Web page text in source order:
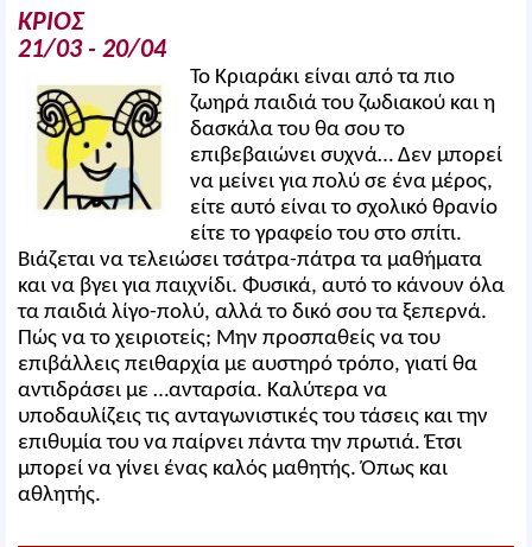
ΚΡΙΟΣ
21/03 - 20/04
Το Κριαράκι είναι από τα πιο
ζωηρά παιδιά του ζωδιακού και η
δασκάλα του θα σου το
επιβεβαιώνει συχνά… Δεν μπορεί
να μείνει για πολύ σε ένα μέρος,
είτε αυτό είναι το σχολικό θρανίο
είτε το γραφείο του στο σπίτι.
Βιάζεται να τελειώσει τσάτρα-πάτρα τα μαθήματα
και να βγει για παιχνίδι. Φυσικά, αυτό το κάνουν όλα
τα παιδιά λίγο-πολύ, αλλά το δικό σου τα ξεπερνά.
Πώς να το χειριοτείς; Μην προσπαθείς να του
επιβάλλεις πειθαρχία με αυστηρό τρόπο, γιατί θα
αντιδράσει με …ανταρσία. Καλύτερα να
υποδαυλίζεις τις ανταγωνιστικές του τάσεις και την
επιθυμία του να παίρνει πάντα την πρωτιά. Έτσι
μπορεί να γίνει ένας καλός μαθητής. Όπως και
αθλητής.